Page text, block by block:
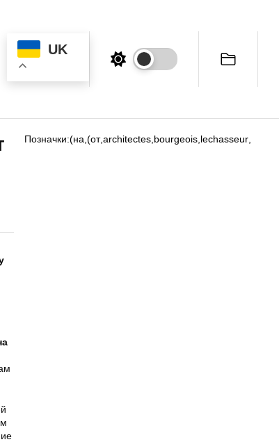
UK
Позначки:(на (от,architectes, bourgeois, lechasseur,